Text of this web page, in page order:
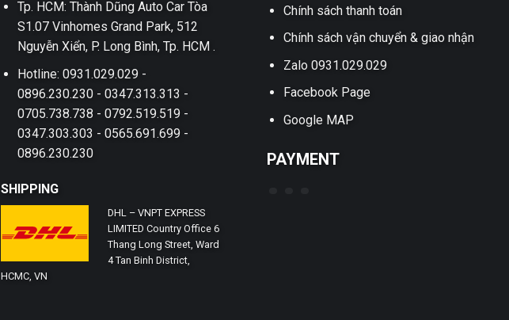
Tp. HCM: Thành Dũng Auto Car Tòa
S1.07 Vinhomes Grand Park, 512
Nguyễn Xiển, P. Long Bình, Tp. HCM .
Hotline: 0931.029.029 -
0896.230.230 - 0347.313.313 -
0705.738.738 - 0792.519.519 -
0347.303.303 - 0565.691.699 -
0896.230.230
SHIPPING
DHL – VNPT EXPRESS
LIMITED Country Office 6
Thang Long Street, Ward
4 Tan Binh District,
HCMC, VN
Chính sách thanh toán
Chính sách vận chuyển & giao nhận
Zalo 0931.029.029
Facebook Page
Google MAP
PAYMENT